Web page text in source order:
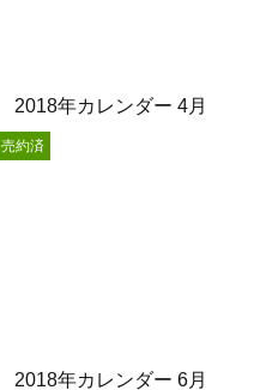
2018年カレンダー 4月
2018年カレンダー 6月
売約済